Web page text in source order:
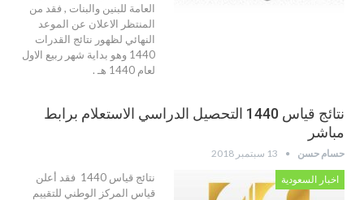
العامة للبنين والبنات , فقد من
المنتظر الاعلان عن الموعد
النهائي لظهور نتائج القدرات
1440 وهو بداية شهر ربيع الاول
لعام 1440 هـ .
نتائج قياس 1440 التحصيل الدراسي الاستعلام برابط
مباشر
حسام حسن 13 سبتمبر 2018
اخبار السعودية
نتائج قياس 1440 فقد أعلن
قياس المركز الوطني للتقييم